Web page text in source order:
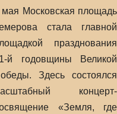
мая Московская площадь
стала главной
празднования
й годовщины Великой
Здесь состоялся
концерт-
«Земля, где